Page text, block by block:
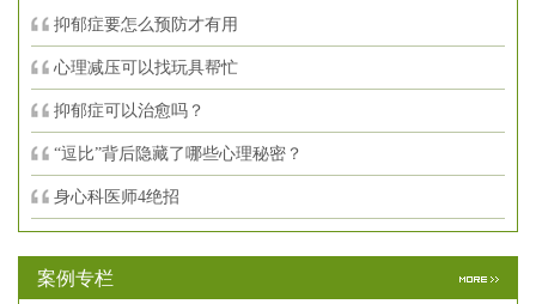
抑郁症要怎么预防才有用
心理减压可以找玩具帮忙
抑郁症可以治愈吗？
“逗比”背后隐藏了哪些心理秘密？
身心科医师4绝招
案例专栏